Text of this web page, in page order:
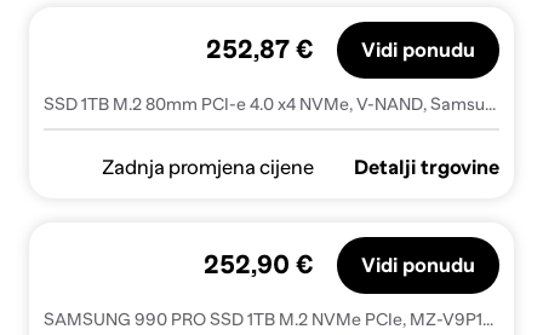
SSD 1TB M.2 80mm PCI-e 4.0 x4 NVMe, V-NAND, Samsung 990 PRO (MZ-V9P1T0BW) - MZ-V9P1T0BW
252,87 € Vidi ponudu
Zadnja promjena cijene Detalji trgovine
SAMSUNG 990 PRO SSD 1TB M.2 NVMe PCIe, MZ-V9P1T0BW
252,90 € Vidi ponudu